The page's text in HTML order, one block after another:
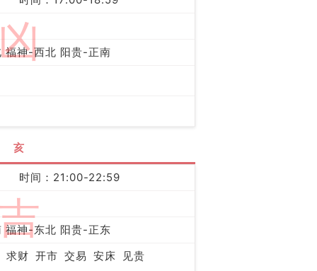
福神-西北 阳贵-正南
亥
时间：21:00-22:59
福神-东北 阳贵-正东
求财 开市 交易 安床 见贵